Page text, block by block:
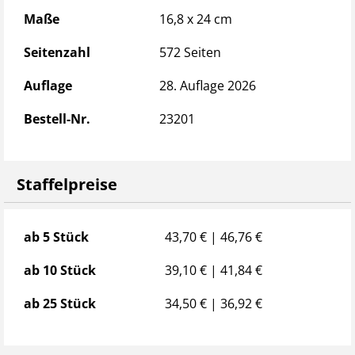
Nutzfahrzeuge pflegen und warten
Betriebsbereitschaft des Motors und der elektrischen
Routen und Touren für inländische Zielgebiete planen
und durchführen
Antriebsstrang nutzen, Fahrgestell und Räder
Beförderungsablauf auftragsoptimiert gestalten
Routen und Touren in ausländische Zielgebiete
planen und durchführen
KOM im Linien- und Gelegenheitsverkehr
Spezielle Güter transportieren
Maße
16,8 x 24 cm
Seitenzahl
572 Seiten
Auflage
28. Auflage 2026
Bestell-Nr.
23201
Staffelpreise
Staffelpreise
ab 5 Stück
43,70 € | 46,76 €
ab 10 Stück
39,10 € | 41,84 €
ab 25 Stück
34,50 € | 36,92 €